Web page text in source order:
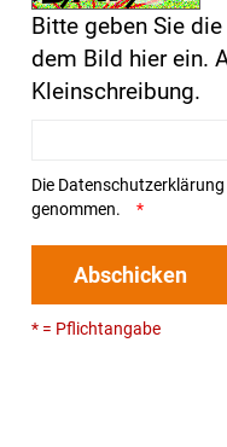
Bitte geben Sie
dem Bild hier ein.
Kleinschreibung.
Die Datenschutzerklärung
genommen.
Abschicken
* = Pflichtangabe